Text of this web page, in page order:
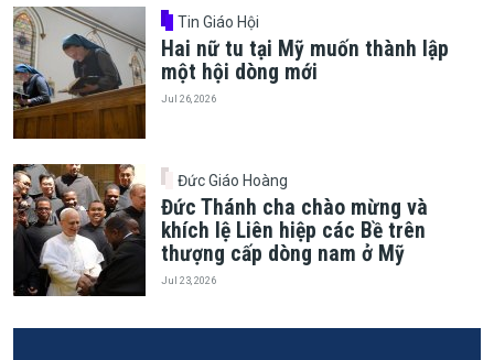
Tin Giáo Hội
Hai nữ tu tại Mỹ muốn thành lập
một hội dòng mới
Jul 26, 2026
Đức Giáo Hoàng
Đức Thánh cha chào mừng và
khích lệ Liên hiệp các Bề trên
thượng cấp dòng nam ở Mỹ
Jul 23, 2026